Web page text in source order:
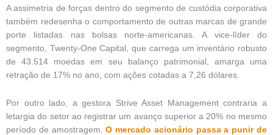
A assimetria de forças dentro do segmento de custódia corporativa
também redesenha o comportamento de outras marcas de grande
porte listadas nas bolsas norte-americanas. A vice-líder do
segmento, Twenty-One Capital, que carrega um inventário robusto
de 43.514 moedas em seu balanço patrimonial, amarga uma
retração de 17% no ano, com ações cotadas a 7,26 dólares.
Por outro lado, a gestora Strive Asset Management contraria a
letargia do setor ao registrar um avanço superior a 20% no mesmo
período de amostragem.O mercado acionário passa a punir de